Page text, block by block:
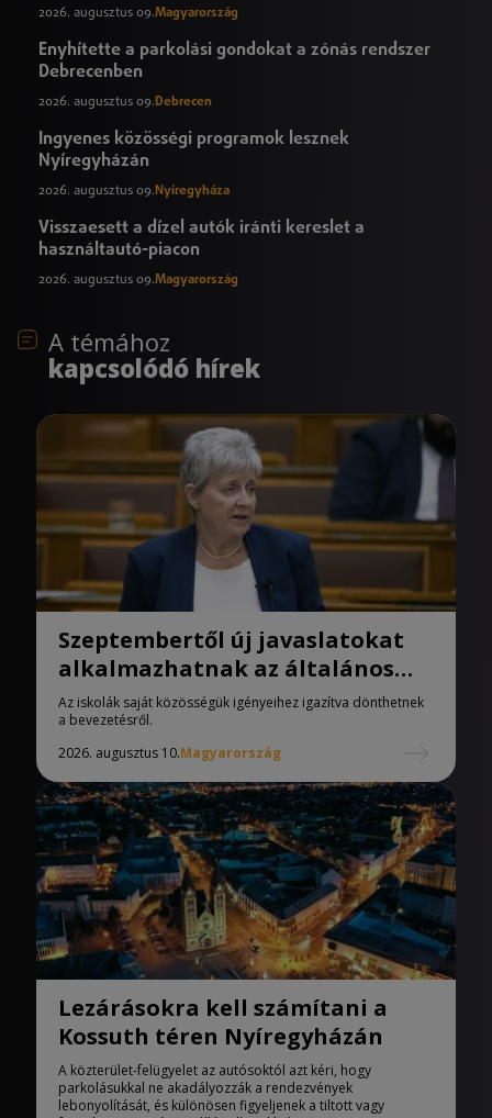
2026. augusztus 09.Magyarország
Enyhítette a parkolási gondokat a zónás rendszer
Debrecenben
2026. augusztus 09.Debrecen
Ingyenes közösségi programok lesznek
Nyíregyházán
2026. augusztus 09. Nyíregyháza
Visszaesett a dízel autók iránti kereslet a
használtautó-piacon
2026. augusztus 09.Magyarország
A témához
kapcsolódó hírek
Szeptembertől új javaslatokat
alkalmazhatnak az általános
iskolák
Az iskolák saját közösségük igényeihez igazítva dönthetnek
a bevezetésről.
2026. augusztus 10.Magyarország
Lezárásokra kell számítani a
Kossuth téren Nyíregyházán
A közterület-felügyelet az autósoktól azt kéri, hogy
parkolásukkal ne akadályozzák a rendezvények
lebonyolítását, és különösen figyeljenek a tiltott vagy